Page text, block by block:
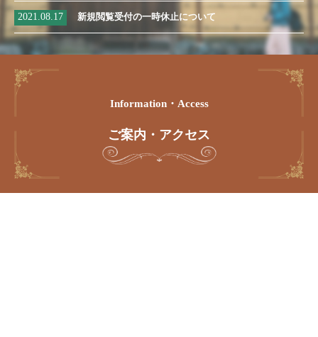
2021.08.17 新規閲覧受付の一時休止について
Information・access
ご案内・アクセス